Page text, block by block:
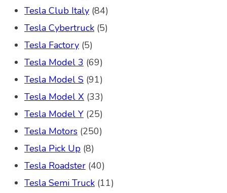
Tesla Club Italy (84)
Tesla Cybertruck (5)
Tesla Factory (5)
Tesla Model 3 (69)
Tesla Model S (91)
Tesla Model X (33)
Tesla Model Y (25)
Tesla Motors (250)
Tesla Pick Up (8)
Tesla Roadster (40)
Tesla Semi Truck (11)